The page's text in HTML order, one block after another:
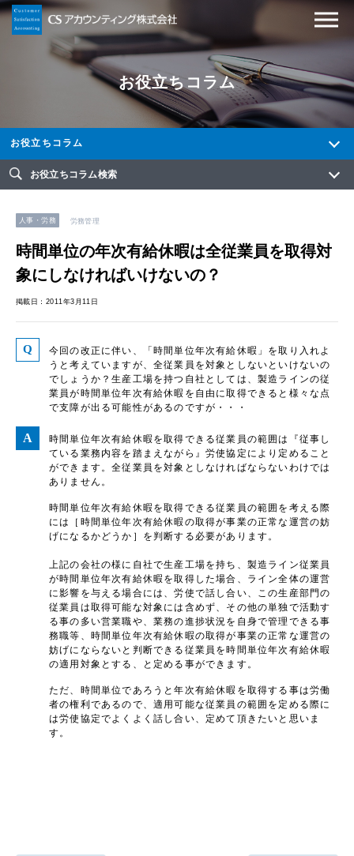
お役立ちコラム
お役立ちコラム
お役立ちコラム検索
人事・労務 労務管理
時間単位の年次有給休暇は全従業員を取得対
象にしなければいけないの？
掲載日：2011年3月11日
今回の改正に伴い、「時間単位年次有給休暇」を取り入れよ
うと考えていますが、全従業員を対象としないといけないの
でしょうか？生産工場を持つ自社としては、製造ラインの従
業員が時間単位年次有給休暇を自由に取得できると様々な点
で支障が出る可能性があるのですが・・・
時間単位年次有給休暇を取得できる従業員の範囲は『従事し
ている業務内容を踏まえながら』労使協定により定めること
ができます。全従業員を対象としなければならないわけでは
ありません。
時間単位年次有給休暇を取得できる従業員の範囲を考える際
には［時間単位年次有給休暇の取得が事業の正常な運営の妨
げになるかどうか］を判断する必要があります。
上記の会社の様に自社で生産工場を持ち、製造ライン従業員
が時間単位年次有給休暇を取得した場合、ライン全体の運営
に影響を与える場合には、労使で話し合い、この生産部門の
従業員は取得可能な対象には含めず、その他の単独で活動す
る事の多い営業職や、業務の進捗状況を自身で管理できる事
務職等、時間単位年次有給休暇の取得が事業の正常な運営の
妨げにならないと判断できる従業員を時間単位年次有給休暇
の適用対象とする、と定める事ができます。
ただ、時間単位であろうと年次有給休暇を取得する事は労働
者の権利であるので、適用可能な従業員の範囲を定める際に
は労使協定でよくよく話し合い、定めて頂きたいと思いま
す。